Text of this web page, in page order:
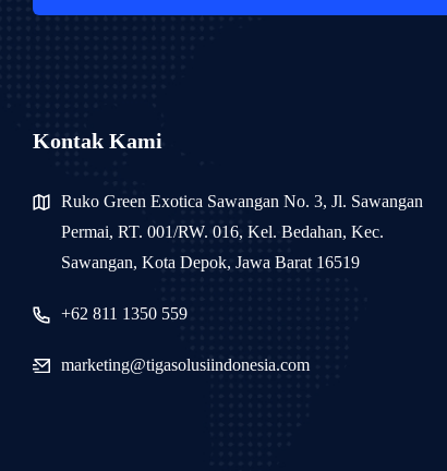
Kontak Kami
Ruko Green Exotica Sawangan No. 3, Jl. Sawangan
Permai, RT. 001/RW. 016, Kel. Bedahan, Kec.
Sawangan, Kota Depok, Jawa Barat 16519
+62 811 1350 559
marketing@tigasolusiindonesia.com